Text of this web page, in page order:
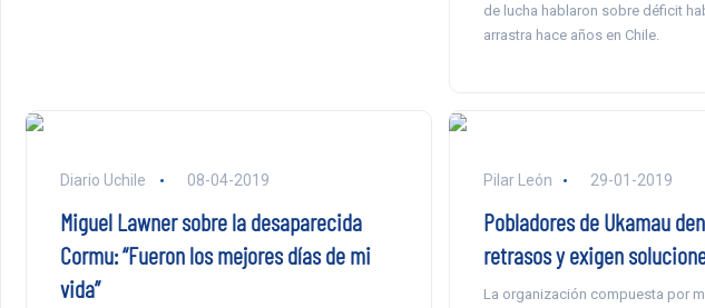
de lucha hablaron sobre déficit
arrastra hace años en Chile.
Diario Uchile 08-04-2019
Miguel Lawner sobre la desaparecida
Cormu: “Fueron los mejores días de mi
vida”
Pilar León 29-01-2019
Pobladores de Ukamau
retrasos y exigen
La organización compuesta por